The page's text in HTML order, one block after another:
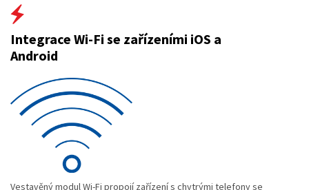
Integrace Wi-Fi se zařízeními iOS a
Android
Vestavěný modul Wi-Fi propojí zařízení s chytrými telefony se